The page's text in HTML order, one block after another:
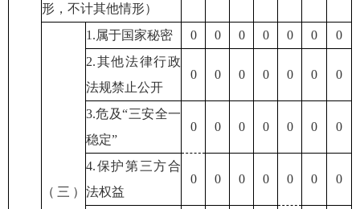
形，不计其他情形）
（三）
1.属于国家秘密 0 0 0 0 0 0
0
2.其他法律行政
法规禁止公开
0 0 0 0 0 0 0
3.危及“三安全一
稳定”
0 0 0 0 0 0 0
4.保护第三方合
法权益
0 0 0 0 0 0 0